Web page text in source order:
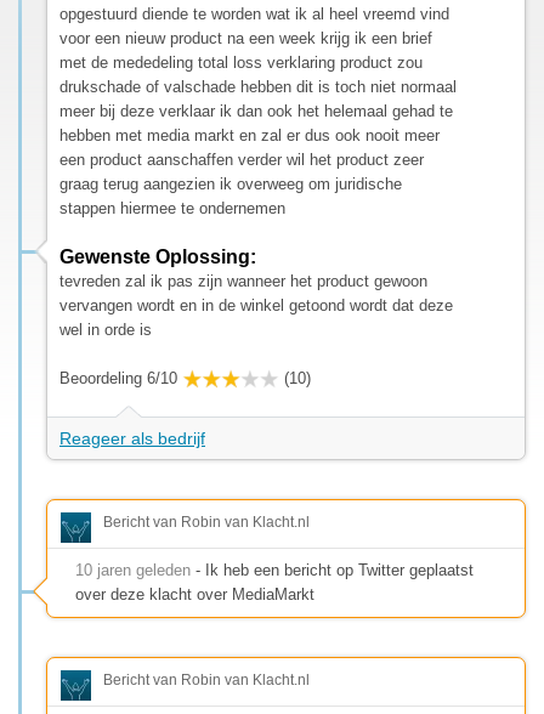
opgestuurd diende te worden wat ik al heel vreemd vind
voor een nieuw product na een week krijg ik een brief
met de mededeling total loss verklaring product zou
drukschade of valschade hebben dit is toch niet normaal
meer bij deze verklaar ik dan ook het helemaal gehad te
hebben met media markt en zal er dus ook nooit meer
een product aanschaffen verder wil het product zeer
graag terug aangezien ik overweeg om juridische
stappen hiermee te ondernemen
Gewenste Oplossing:
tevreden zal ik pas zijn wanneer het product gewoon
vervangen wordt en in de winkel getoond wordt dat deze
wel in orde is
Beoordeling 6/10 (10)
Reageer als bedrijf
Bericht van Robin van Klacht.nl
10 jaren geleden - Ik heb een bericht op Twitter geplaatst
over deze klacht over MediaMarkt
Bericht van Robin van Klacht.nl